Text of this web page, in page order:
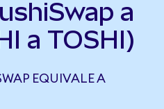
a
a TOSHI)
EQUIVALE A